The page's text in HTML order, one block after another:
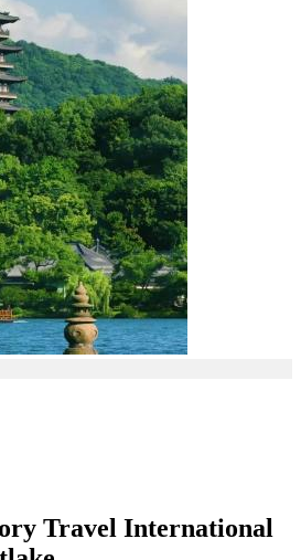
Travel International